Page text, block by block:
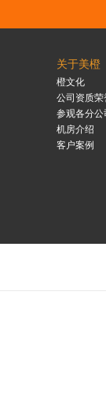
关于美橙
橙文化
公司资质荣
参观各分公
机房介绍
客户案例